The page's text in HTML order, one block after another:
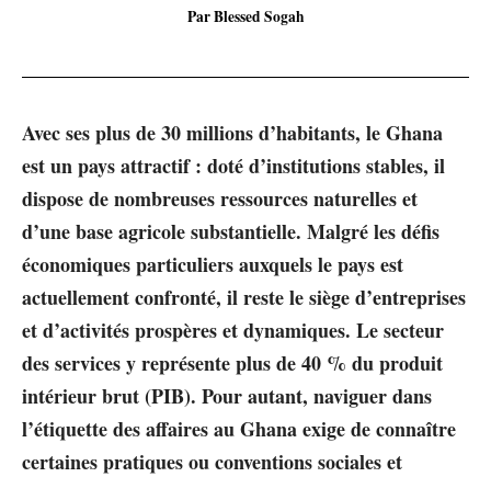
Par Blessed Sogah
Avec ses plus de 30 millions d’habitants, le Ghana
est un pays attractif : doté d’institutions stables, il
dispose de nombreuses ressources naturelles et
d’une base agricole substantielle. Malgré les défis
économiques particuliers auxquels le pays est
actuellement confronté, il reste le siège d’entreprises
et d’activités prospères et dynamiques. Le secteur
des services y représente plus de 40 % du produit
intérieur brut (PIB). Pour autant, naviguer dans
l’étiquette des affaires au Ghana exige de connaître
certaines pratiques ou conventions sociales et